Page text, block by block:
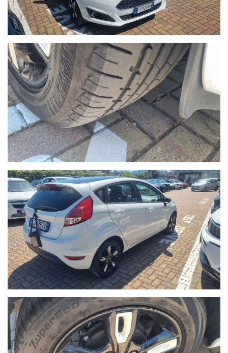
- Le immagini possono differire dalla vettura reale in stock
oggetto dell'offerta.